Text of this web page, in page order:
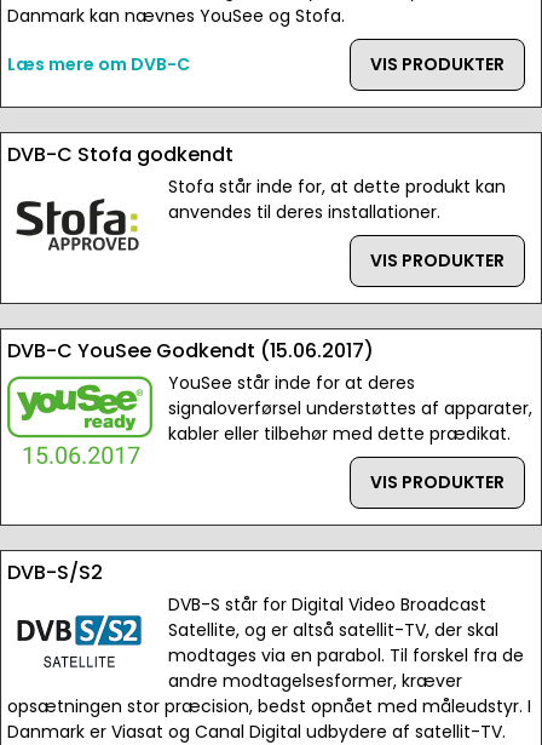
Danmark kan nævnes YouSee og Stofa.
Læs mere om DVB-C
VIS PRODUKTER
DVB-C Stofa godkendt
Stofa står inde for, at dette produkt kan
anvendes til deres installationer.
VIS PRODUKTER
DVB-C YouSee Godkendt (15.06.2017)
YouSee står inde for at deres
signaloverførsel understøttes af apparater,
kabler eller tilbehør med dette prædikat.
VIS PRODUKTER
DVB-S/S2
DVB-S står for Digital Video Broadcast
Satellite, og er altså satellit-TV, der skal
modtages via en parabol. Til forskel fra de
andre modtagelsesformer, kræver
opsætningen stor præcision, bedst opnået med måleudstyr. I
Danmark er Viasat og Canal Digital udbydere af satellit-TV.